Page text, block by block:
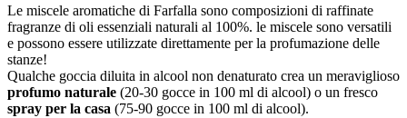
Le miscele aromatiche di Farfalla sono composizioni di raffinate
fragranze di oli essenziali naturali al 100%. le miscele sono versatili
e possono essere utilizzate direttamente per la profumazione delle
stanze!
Qualche goccia diluita in alcool non denaturato crea un meraviglioso
profumo naturale (20-30 gocce in 100 ml di alcool) o un fresco
spray per la casa (75-90 gocce in 100 ml di alcool).